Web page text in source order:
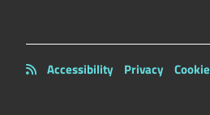
Accessibility Privacy Cookie